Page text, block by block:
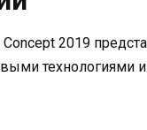
2019
технологиями